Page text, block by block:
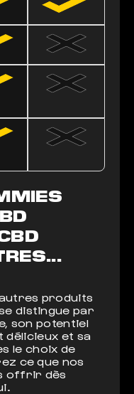
produits
distingue par
son potentiel
délicieux et sa
le choix de
ce que nos
offrir dès